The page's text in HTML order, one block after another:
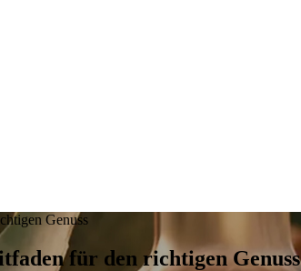
Genuss
für den richtigen Genuss